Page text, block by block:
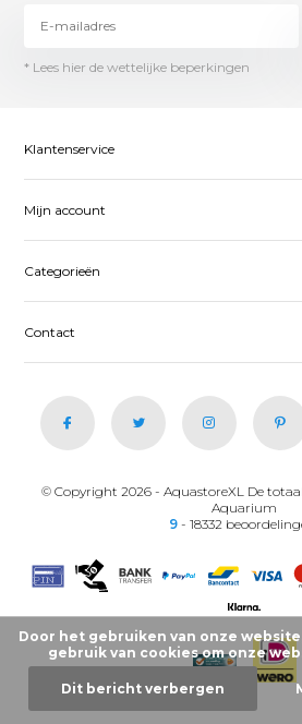
* Lees hier de wettelijke beperkingen
Klantenservice
Mijn account
Categorieën
Contact
© Copyright 2026 - AquastoreXL De
Aquarium
9 - 18332
Door het gebruiken van onze
gebruik van cookies om onze
Dit bericht verbergen